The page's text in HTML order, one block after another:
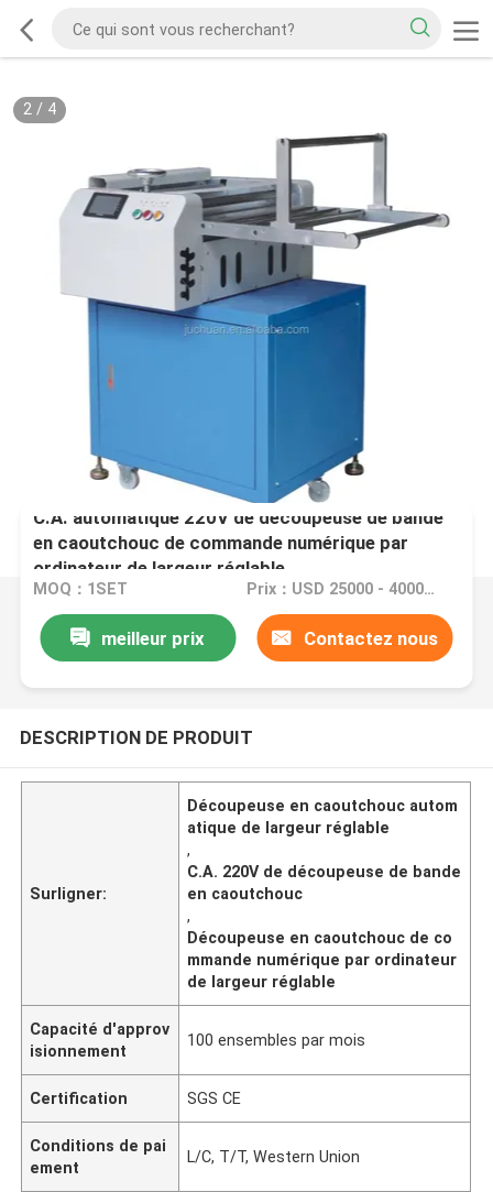
2/ 4
C.A. automatique 220V de découpeuse de bande
en caoutchouc de commande numérique par
ordinateur de largeur réglable
MOQ：1SET Prix：USD 25000 - 40000/set
meilleur prix Contactez nous
DESCRIPTION DE PRODUIT
Surligner:
Découpeuse en caoutchouc autom
atique de largeur réglable
,
C.A. 220V de découpeuse de bande
en caoutchouc
,
Découpeuse en caoutchouc de co
mmande numérique par ordinateur
de largeur réglable
Capacité d'approv
isionnement
100 ensembles par mois
Certification SGS CE
Conditions de pai
ement
L/C, T/T, Western Union